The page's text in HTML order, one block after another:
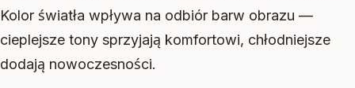
Kolor światła wpływa na odbiór barw obrazu —
cieplejsze tony sprzyjają komfortowi, chłodniejsze
dodają nowoczesności.